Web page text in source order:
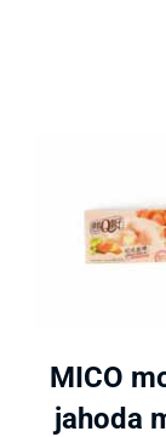
MICO
jahoda